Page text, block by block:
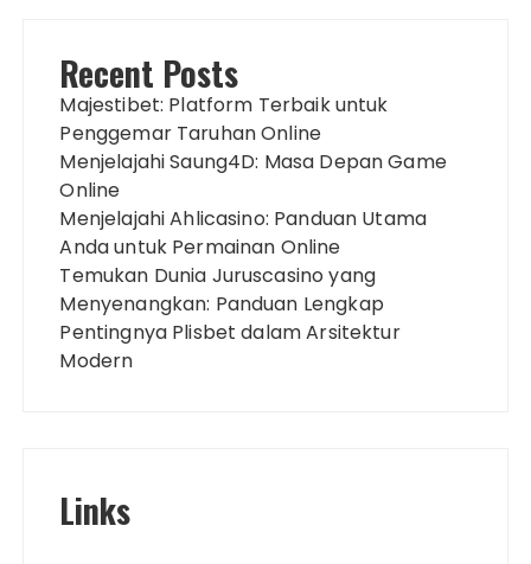
Recent Posts
Majestibet: Platform Terbaik untuk
Penggemar Taruhan Online
Menjelajahi Saung4D: Masa Depan Game
Online
Menjelajahi Ahlicasino: Panduan Utama
Anda untuk Permainan Online
Temukan Dunia Juruscasino yang
Menyenangkan: Panduan Lengkap
Pentingnya Plisbet dalam Arsitektur
Modern
Links